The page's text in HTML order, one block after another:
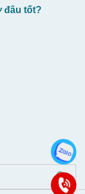
đâu tốt?